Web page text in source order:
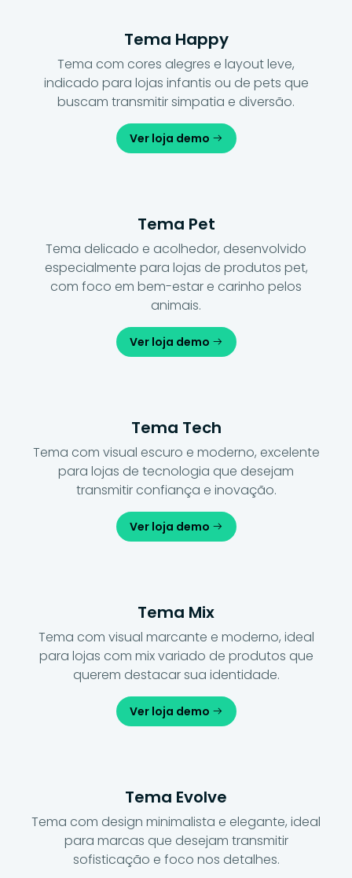
Tema Happy
Tema com cores alegres e layout leve,
indicado para lojas infantis ou de pets que
buscam transmitir simpatia e diversão.
Ver loja demo
Tema Pet
Tema delicado e acolhedor, desenvolvido
especialmente para lojas de produtos pet,
com foco em bem-estar e carinho pelos
animais.
Ver loja demo
Tema Tech
Tema com visual escuro e moderno, excelente
para lojas de tecnologia que desejam
transmitir confiança e inovação.
Ver loja demo
Tema Mix
Tema com visual marcante e moderno, ideal
para lojas com mix variado de produtos que
querem destacar sua identidade.
Ver loja demo
Tema Evolve
Tema com design minimalista e elegante, ideal
para marcas que desejam transmitir
sofisticação e foco nos detalhes.